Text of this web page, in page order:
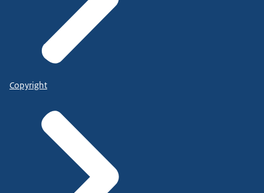
Copyright